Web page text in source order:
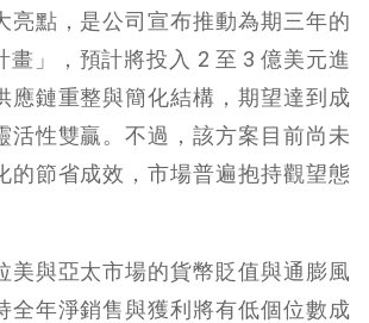
亮點，是公司宣布推動為期三年的
畫」，預計將投入 2 至 3 億美元進
應鏈重整與簡化結構，期望達到成
活性雙贏。不過，該方案目前尚未
的節省成效，市場普遍抱持觀望態
美與亞太市場的貨幣貶值與通膨風
全年淨銷售與獲利將有低個位數成